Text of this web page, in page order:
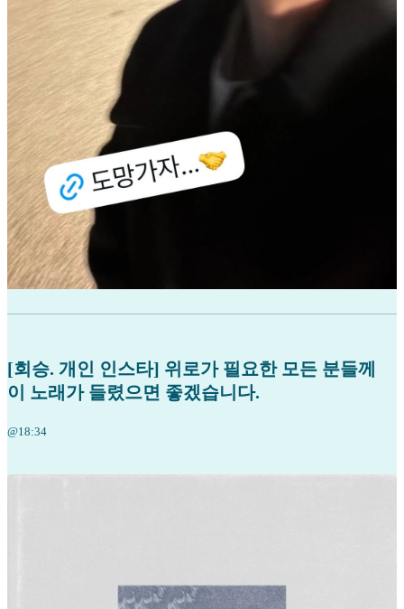
[회승. 개인 인스타] 위로가 필요한 모든 분들께
이 노래가 들렸으면 좋겠습니다.
@18:34